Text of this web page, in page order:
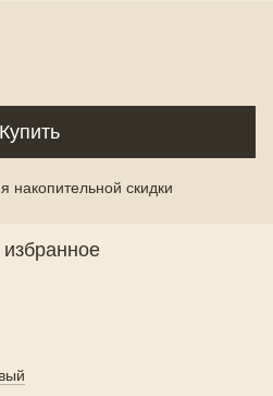
Купить
накопительной скидки